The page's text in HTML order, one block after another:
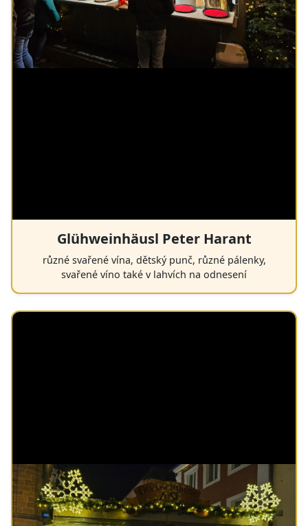
Glühweinhäusl Peter Harant
různé svařené vína, dětský punč, různé pálenky,
svařené víno také v lahvích na odnesení